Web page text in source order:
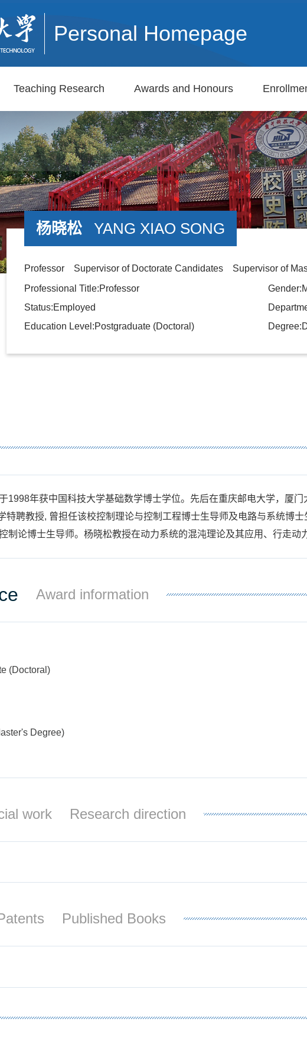
Personal Homepage
Teaching Research Awards and Honours
杨晓松 YANG XIAO SONG
Professor Supervisor of Doctorate Candidates Supervisor of
Professional Title:Professor
Status:Employed
Education Level:Postgraduate (Doctoral)
1998年获中国科技大学基础数学博士学位。先后在重庆邮电大学，厦
特聘教授, 曾担任该校控制理论与控制工程博士生导师及电路与系统博
制论博士生导师。杨晓松教授在动力系统的混沌理论及其应用、行走动
Award information
(Doctoral)
Degree)
work Research direction
Published Books